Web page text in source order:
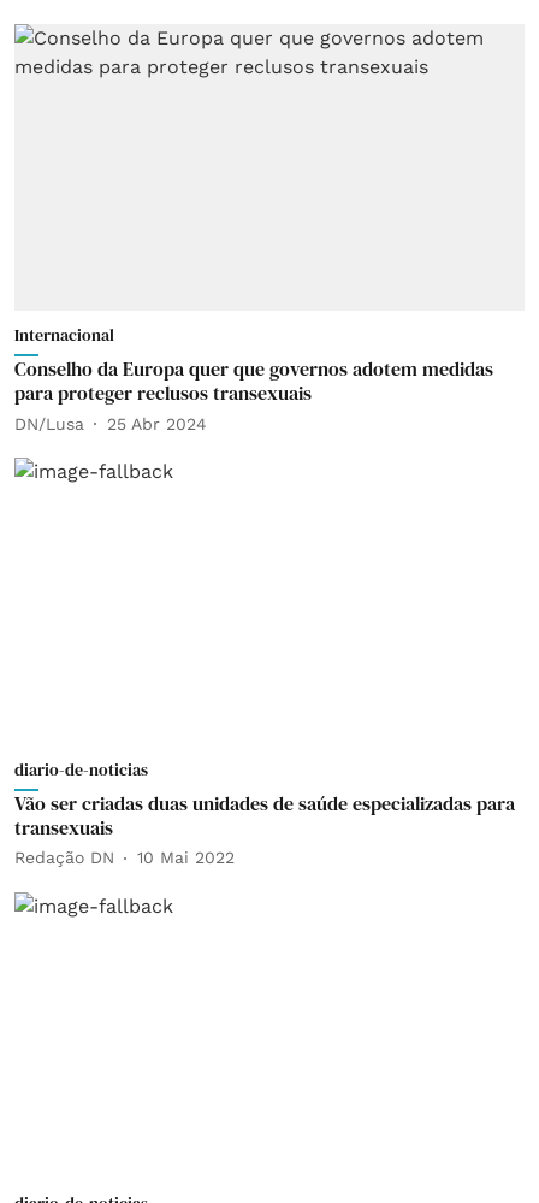
Internacional
Conselho da Europa quer que governos adotem medidas
para proteger reclusos transexuais
DN/Lusa 25 Abr 2024
diario-de-noticias
Vão ser criadas duas unidades de saúde especializadas para
transexuais
Redação DN 10 Mai 2022